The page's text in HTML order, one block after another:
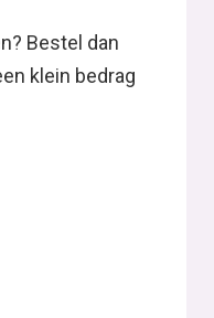
Bestel dan
klein bedrag